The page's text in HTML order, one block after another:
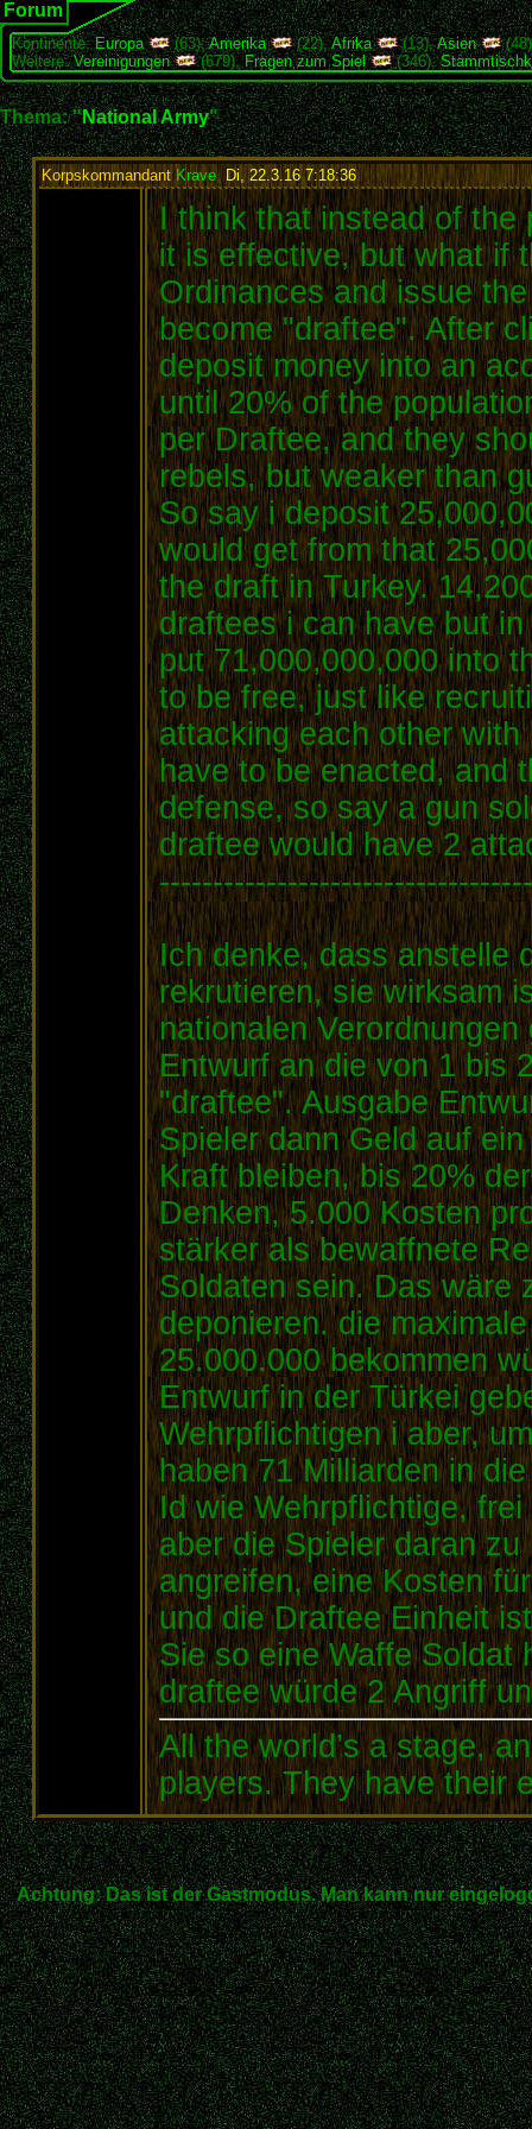
Forum
Kontinente:Europa (63),Amerika (22),Afrika (13),Asien
Weitere:Vereinigungen (679),Fragen zum Spiel (346),
Thema: "National Army"
KorpskommandantKrave, Di, 22.3.16 7:18:36:
I think that instead of the
it is effective, but what if
Ordinances and issue
become "draftee". After
deposit money into an
until 20% of the
per Draftee, and they
rebels, but weaker than
So say i deposit
would get from that
the draft in Turkey.
draftees i can have but
put 71,000,000,000 into
to be free, just like
attacking each other
have to be enacted, and
defense, so say a gun
draftee would have 2
Ich denke, dass anstelle
rekrutieren, sie wirksam
nationalen
Entwurf an die von 1 bis
"draftee". Ausgabe
Spieler dann Geld auf
Kraft bleiben, bis 20%
Denken, 5.000 Kosten
stärker als bewaffnete
Soldaten sein. Das wäre
deponieren. die
25.000.000 bekommen
Entwurf in der Türkei
Wehrpflichtigen i aber,
haben 71 Milliarden in
Id wie Wehrpflichtige,
aber die Spieler daran
angreifen, eine Kosten
und die Draftee Einheit
Sie so eine Waffe Soldat
draftee würde 2 Angriff
All the world’s a stage,
players. They have their
Achtung: Das ist der Gastmodus. Man kann nur